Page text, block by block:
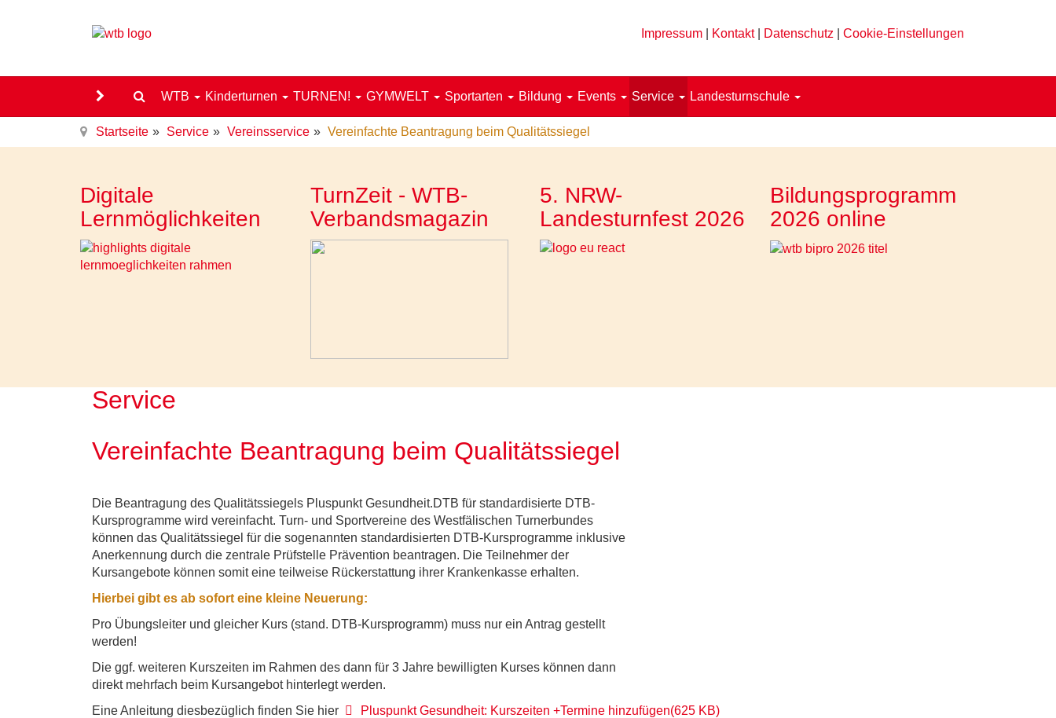
Impressum Kontakt| Datenschutz Cookie-Einstellungen
WTB Kinderturnen TURNEN! GYMWELT Sportarten Bildung Events Service Landesturnschule
Startseite Service Vereinsservice Vereinfachte Beantragung beim Qualitätssiegel
Digitale
Lernmöglichkeiten
TurnZeit - WTB-
Verbandsmagazin
5. NRW-
Landesturnfest 2026
Bildungsprogramm
2026 online
Service
Vereinfachte Beantragung beim Qualitätssiegel
Die Beantragung des Qualitätssiegels Pluspunkt Gesundheit.DTB für standardisierte DTB-
Kursprogramme wird vereinfacht. Turn- und Sportvereine des Westfälischen Turnerbundes
können das Qualitätssiegel für die sogenannten standardisierten DTB-Kursprogramme inklusive
Anerkennung durch die zentrale Prüfstelle Prävention beantragen. Die Teilnehmer der
Kursangebote können somit eine teilweise Rückerstattung ihrer Krankenkasse erhalten.
Hierbei gibt es ab sofort eine kleine Neuerung:
Pro Übungsleiter und gleicher Kurs (stand. DTB-Kursprogramm) muss nur ein Antrag gestellt
werden!
Die ggf. weiteren Kurszeiten im Rahmen des dann für 3 Jahre bewilligten Kurses können dann
direkt mehrfach beim Kursangebot hinterlegt werden.
Eine Anleitung diesbezüglich finden Sie hier
pdf
Pluspunkt Gesundheit: Kurszeiten +Termine hinzufügen(625 KB)